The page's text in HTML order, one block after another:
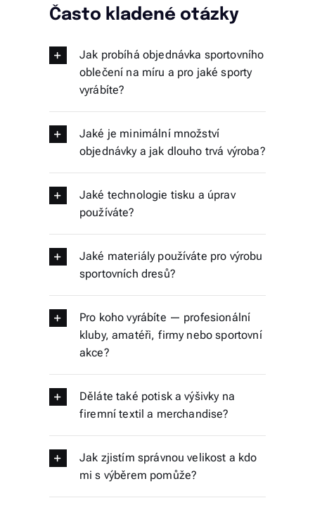
Často kladené otázky
Jak probíhá objednávka sportovního
oblečení na míru a pro jaké sporty
vyrábíte?
Jaké je minimální množství
objednávky a jak dlouho trvá výroba?
Jaké technologie tisku a úprav
používáte?
Jaké materiály používáte pro výrobu
sportovních dresů?
Pro koho vyrábíte — profesionální
kluby, amatéři, firmy nebo sportovní
akce?
Děláte také potisk a výšivky na
firemní textil a merchandise?
Jak zjistím správnou velikost a kdo
mi s výběrem pomůže?